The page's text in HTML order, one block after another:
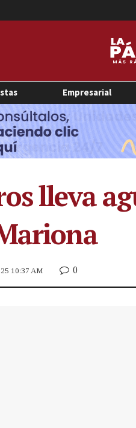
Empresarial
lleva
10:37 AM 0